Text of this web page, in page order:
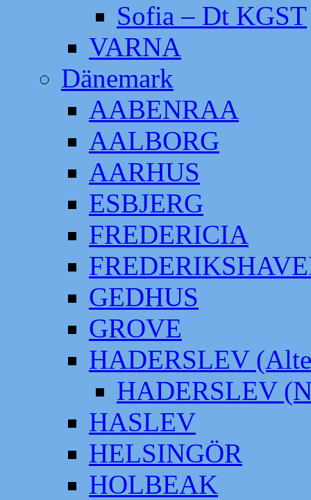
Sofia – Dt KGST
VARNA
Dänemark
AABENRAA
AALBORG
AARHUS
ESBJERG
FREDERICIA
GEDHUS
GROVE
HADERSLEV
HADERSLEV
HASLEV
HELSINGÖR
HOLBEAK